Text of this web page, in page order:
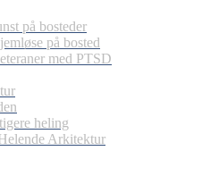
på bosteder
på bosted
med PTSD
heling
Arkitektur